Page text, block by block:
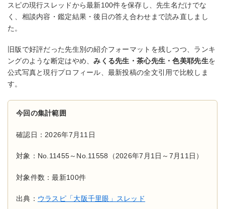
スピの現行スレッドから最新100件を保存し、先生名だけでな
く、相談内容・鑑定結果・後日の答え合わせまで読み直しまし
た。
旧版で好評だった先生別の紹介フォーマットを残しつつ、ランキ
ングのような断定はやめ、みくる先生・茶心先生・色美耶先生を
公式写真と現行プロフィール、最新投稿の全文引用で比較しま
す。
今回の集計範囲
確認日：2026年7月11日
対象：No.11455～No.11558（2026年7月1日～7月11日）
対象件数：最新100件
出典： ウラスピ「大阪千里眼」スレッド